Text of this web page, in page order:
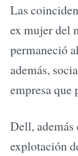
Las
ex mujer del
permaneció
además,
empresa que
Dell, además
explotación